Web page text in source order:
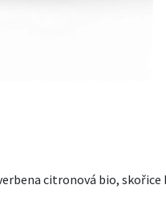
citronová bio,